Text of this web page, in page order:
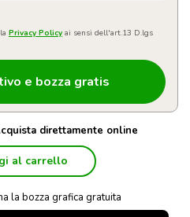
Privacy Policy ai sensi dell'art.13 D.lgs
direttamente online
al carrello
la bozza grafica gratuita